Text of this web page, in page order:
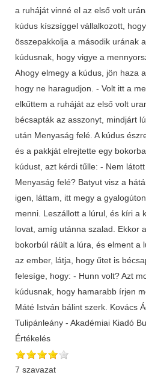
a ruháját vinné el az első volt
kúdus kíszsíggel vállalkozott,
összepakkolja a második urának
kúdusnak, hogy vigye a
Ahogy elmegy a kúdus, jön haza
hogy ne haragudjon. - Volt itt a
elkűttem a ruháját az első volt
bécsapták az asszonyt, mindjárt
után Menyaság felé. A kúdus
és a pakkját elrejtette egy
kúdust, azt kérdi tűlle: - Nem
Menyaság felé? Batyut visz a
igen, láttam, itt megy a
menni. Leszállott a lúrul, és kíri a
lovat, amíg utánna szalad. Ekkor
bokorbúl ráült a lúra, és elment a
az ember, látja, hogy űtet is
felesíge, hogy: - Hunn volt? Azt
kúdusnak, hogy hamarabb írjen
Máté István bálint szerk. Kovács
Tulipánleány - Akadémiai Kiadó
Értékelés
7 szavazat